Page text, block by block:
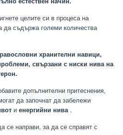
целите си в процеса на
да съдържа големи количества
хранителни навици,
свързани с ниски нива на
допълнителни притеснения,
да започнат да забележи
и енергийни нива.
се направи, за да се справят с